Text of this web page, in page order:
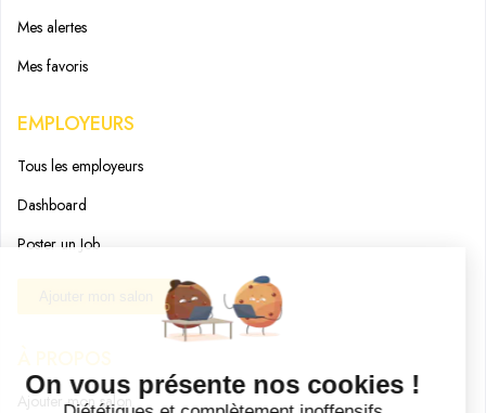
Mes alertes
Mes favoris
EMPLOYEURS
Tous les employeurs
Dashboard
Poster un Job
Ajouter mon salon